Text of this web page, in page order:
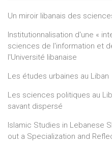
Un miroir libanais des
Institutionnalisation d'une «
sciences de l'information et
l'Université libanaise
Les études urbaines au Liban
Les sciences politiques au
savant dispersé
Islamic Studies in Lebanese
out a Specialization and